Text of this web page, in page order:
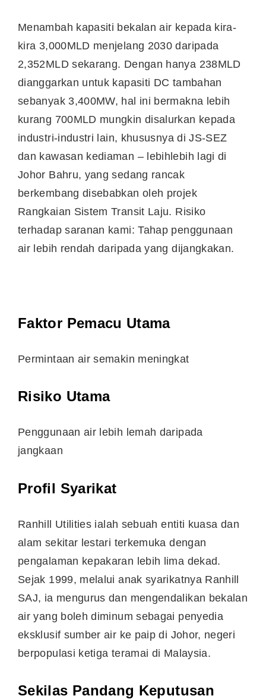
Menambah kapasiti bekalan air kepada kira-
kira 3,000MLD menjelang 2030 daripada
2,352MLD sekarang. Dengan hanya 238MLD
dianggarkan untuk kapasiti DC tambahan
sebanyak 3,400MW, hal ini bermakna lebih
kurang 700MLD mungkin disalurkan kepada
industri-industri lain, khususnya di JS-SEZ
dan kawasan kediaman – lebihlebih lagi di
Johor Bahru, yang sedang rancak
berkembang disebabkan oleh projek
Rangkaian Sistem Transit Laju. Risiko
terhadap saranan kami: Tahap penggunaan
air lebih rendah daripada yang dijangkakan.
Faktor Pemacu Utama
Permintaan air semakin meningkat
Risiko Utama
Penggunaan air lebih lemah daripada
jangkaan
Profil Syarikat
Ranhill Utilities ialah sebuah entiti kuasa dan
alam sekitar lestari terkemuka dengan
pengalaman kepakaran lebih lima dekad.
Sejak 1999, melalui anak syarikatnya Ranhill
SAJ, ia mengurus dan mengendalikan bekalan
air yang boleh diminum sebagai penyedia
eksklusif sumber air ke paip di Johor, negeri
berpopulasi ketiga teramai di Malaysia.
Sekilas Pandang Keputusan